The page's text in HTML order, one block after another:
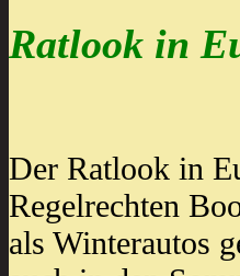
Ratlook in
Der Ratlook in
Regelrechten
als Winterautos